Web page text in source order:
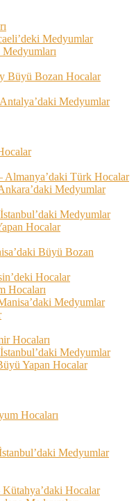
Medyumlar
Büyü Bozan Hocalar
Medyumlar
Türk Hocalar
Medyumlar
Medyumlar
Hocalar
Büyü Bozan
Hocalar
Hocaları
Medyumlar
Hocaları
Medyumlar
Yapan Hocalar
Hocaları
Medyumlar
Hocalar